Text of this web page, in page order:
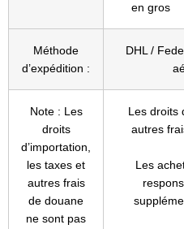
en gros
Méthode
d’expédition :
DHL /
Note : Les
droits
d’importation,
les taxes et
autres frais
de douane
ne sont pas
Les droits
autres
Les